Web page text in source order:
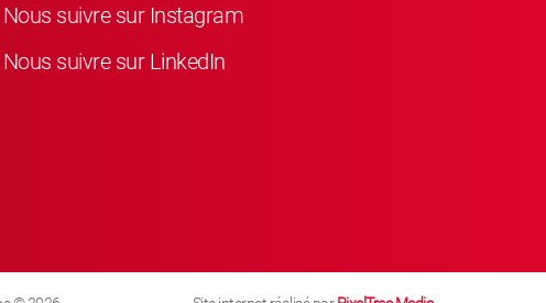
Nous suivre sur Instagram
Nous suivre sur LinkedIn